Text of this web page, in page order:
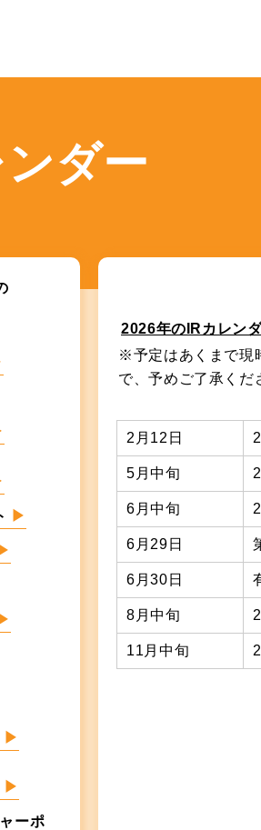
ダー
▶
▶
▶
▶
▶
ーポ
2026年のIRカレン
※予定はあくまで現
で、予めご了承くだ
2月12日
5月中旬
6月中旬
6月29日
6月30日
8月中旬
11月 中旬